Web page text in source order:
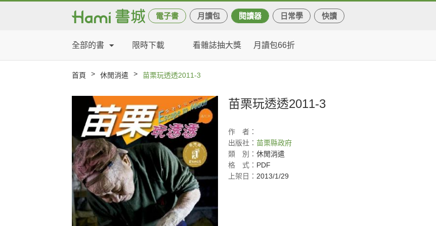
電子書 月讀包 閱讀器 日常學 快讀
全部的書 限時下載 看雜誌抽大獎 月讀包66折
首頁 > 休閒消遣 > 苗栗玩透透2011-3
苗栗玩透透2011-3
作
者：
出版社： 苗栗縣政府
類
別： 休閒消遣
格
式： PDF
上架日： 2013/1/29